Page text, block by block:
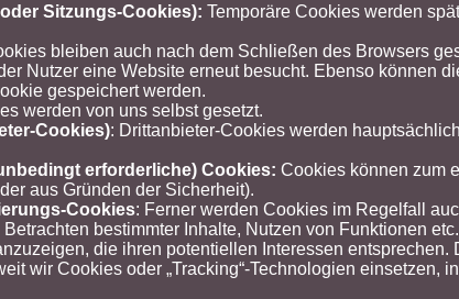
Sitzungs-Cookies): Temporäre Cookies werden
bleiben auch nach dem Schließen des Browsers
Nutzer eine Website erneut besucht. Ebenso können
gespeichert werden.
werden von uns selbst gesetzt.
Cookies): Drittanbieter-Cookies werden
erforderliche) Cookies: Cookies können zum
aus Gründen der Sicherheit).
Cookies: Ferner werden Cookies im Regelfall
bestimmter Inhalte, Nutzen von Funktionen
die ihren potentiellen Interessen
wir Cookies oder „Tracking“-Technologien